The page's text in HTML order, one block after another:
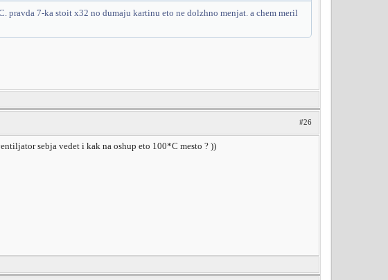
pravda 7-ka stoit x32 no dumaju kartinu eto ne dolzhno menjat. a chem meril
#26
sebja vedet i kak na oshup eto 100*C mesto ? ))